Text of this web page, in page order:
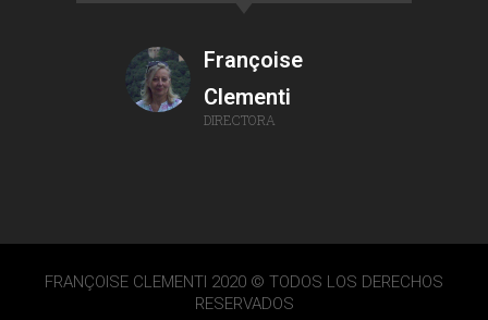
Françoise
Clementi
DIRECTORA
FRANÇOISE CLEMENTI 2020 © TODOS LOS DERECHOS
RESERVADOS